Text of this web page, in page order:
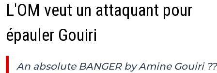
L'OM veut un attaquant pour
épauler Gouiri
An absolute BANGER by Amine Gouiri